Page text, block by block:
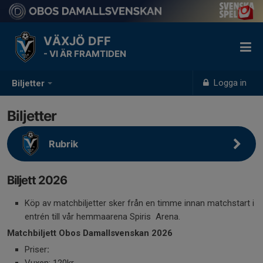
Biljetter Logga in
VÄXJÖ DFF
- VI ÄR FRAMTIDEN
Biljetter
Rubrik
Biljett 2026
Köp av matchbiljetter sker från en timme innan matchstart i
entrén till vår hemmaarena Spiris Arena.
Matchbiljett Obos Damallsvenskan 2026
Priser: